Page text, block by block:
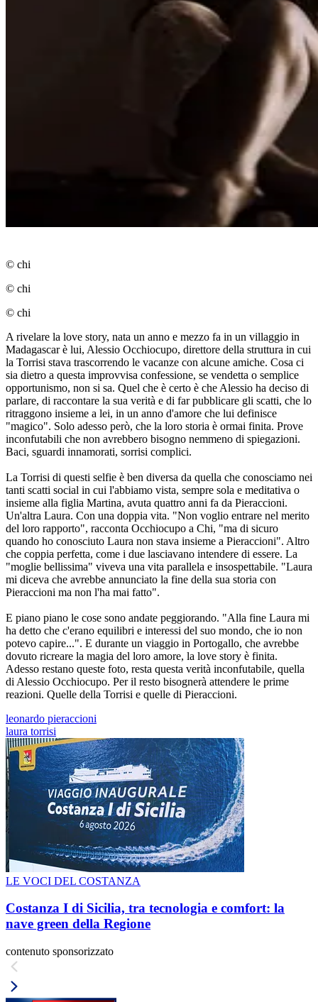
© chi
© chi
© chi
A rivelare la love story, nata un anno e mezzo fa in un villaggio in
Madagascar è lui, Alessio Occhiocupo, direttore della struttura in cui
la Torrisi stava trascorrendo le vacanze con alcune amiche. Cosa ci
sia dietro a questa improvvisa confessione, se vendetta o semplice
opportunismo, non si sa. Quel che è certo è che Alessio ha deciso di
parlare, di raccontare la sua verità e di far pubblicare gli scatti, che lo
ritraggono insieme a lei, in un anno d'amore che lui definisce
"magico". Solo adesso però, che la loro storia è ormai finita. Prove
inconfutabili che non avrebbero bisogno nemmeno di spiegazioni.
Baci, sguardi innamorati, sorrisi complici.
La Torrisi di questi selfie è ben diversa da quella che conosciamo nei
tanti scatti social in cui l'abbiamo vista, sempre sola e meditativa o
insieme alla figlia Martina, avuta quattro anni fa da Pieraccioni.
Un'altra Laura. Con una doppia vita. "Non voglio entrare nel merito
del loro rapporto", racconta Occhiocupo a Chi, "ma di sicuro
quando ho conosciuto Laura non stava insieme a Pieraccioni". Altro
che coppia perfetta, come i due lasciavano intendere di essere. La
"moglie bellissima" viveva una vita parallela e insospettabile. "Laura
mi diceva che avrebbe annunciato la fine della sua storia con
Pieraccioni ma non l'ha mai fatto".
E piano piano le cose sono andate peggiorando. "Alla fine Laura mi
ha detto che c'erano equilibri e interessi del suo mondo, che io non
potevo capire...". E durante un viaggio in Portogallo, che avrebbe
dovuto ricreare la magia del loro amore, la love story è finita.
Adesso restano queste foto, resta questa verità inconfutabile, quella
di Alessio Occhiocupo. Per il resto bisognerà attendere le prime
reazioni. Quelle della Torrisi e quelle di Pieraccioni.
leonardo pieraccioni
laura torrisi
LE VOCI DEL COSTANZA
Costanza I di Sicilia, tra tecnologia e comfort: la
nave green della Regione
contenuto sponsorizzato